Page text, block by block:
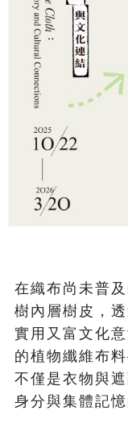
在織布尚未普
樹內層樹皮，
實用又富文化
的植物纖維布
不僅是衣物與
身分與集體記憶